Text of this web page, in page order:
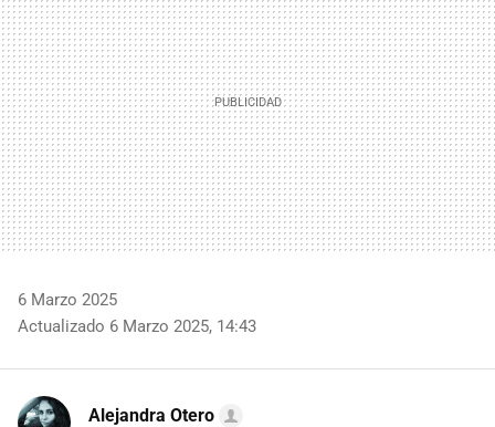
6 Marzo 2025
Actualizado 6 Marzo 2025, 14:43
Alejandra Otero